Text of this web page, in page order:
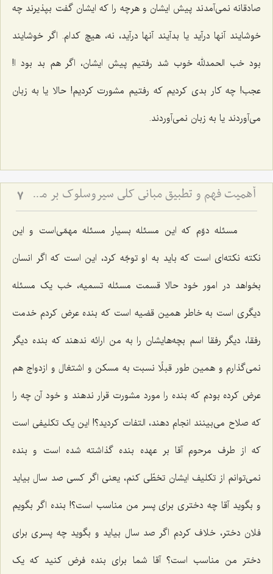
صادقانه نمی‌آمدند پیش ایشان و هرچه را که ایشان گفت بپذیرند چه
خوشایند آنها درآید یا بدآیند آنها درآید، نه، هیچ کدام. اگر خوشایند
بود خب الحمدلله خوب شد رفتیم پیش ایشان، اگر هم بد بود ا!
عجب! چه کار بدی کردیم که رفتیم مشورت کردیم! حالا یا به زبان
می‌آوردند یا به زبان نمی‌آوردند.
أهمیت فهم و تطبیق مبانی كلی سیروسلوك بر مسائل جزئی زندگی 7
مسئله دوّم که این مسئله بسیار مسئله مهمّی‌است و این
نکته نکته‌ای است که باید به او توجّه کرد، این است که اگر انسان
بخواهد در امور خود حالا قسمت مسئله تسمیه، خب یک مسئله
دیگری است به خاطر همین قضیه است که بنده عرض کردم خدمت
رفقا، دیگر رفقا اسم بچه‌هایشان را به من ارائه ندهند که بنده دیگر
نمی‌گذارم و همین طور قبلًا نسبت به مسکن و اشتغال و ازدواج هم
عرض کرده بودم که بنده را مورد مشورت قرار ندهند و خود آن چه را
که صلاح می‌بینند انجام دهند، التفات کردید؟! این یک تکلیفی است
که از طرف مرحوم آقا بر عهده بنده گذاشته شده است و بنده
نمی‌توانم از تکلیف ایشان تخطّی کنم، یعنی اگر کسی صد سال بیاید
و بگوید آقا چه دختری برای پسر من مناسب است؟! بنده اگر بگویم
فلان دختر، خلاف کردم اگر صد سال بیاید و بگوید چه پسری برای‌
دختر من مناسب است؟ آقا شما برای بنده فرض کنید که یک